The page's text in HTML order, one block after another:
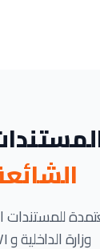
وزارة الداخلية و UKVI